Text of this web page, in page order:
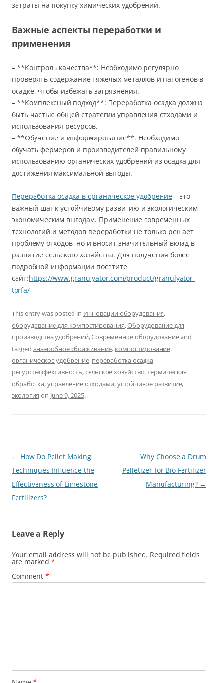
затраты на покупку химических удобрений.
Важные аспекты переработки и
применения
– **Контроль качества**: Необходимо регулярно
проверять содержание тяжелых металлов и патогенов в
осадке, чтобы избежать загрязнения.
– **Комплексный подход**: Переработка осадка должна
быть частью общей стратегии управления отходами и
использования ресурсов.
– **Обучение и информирование**: Необходимо
обучать фермеров и производителей правильному
использованию органических удобрений из осадка для
достижения максимальной выгоды.
Переработка осадка в органическое удобрение – это
важный шаг к устойчивому развитию и экологическим
экономическим выгодам. Применение современных
технологий и методов переработки не только решает
проблему отходов, но и вносит значительный вклад в
развитие сельского хозяйства. Для получения более
подробной информации посетите
сайт:https://www.granulyator.com/product/granulyator-
torfa/
This entry was posted in Инновации оборудования,
оборудование для компостирования,Оборудование для
производства удобрений,Современное оборудованиеand
tagged анаэробное сбраживание, компостирование,
органическое удобрение, переработка осадка,
ресурсоэффективность,сельское хозяйство,термическая
обработка,управление отходами,устойчивое развитие,
экология on June 9, 2025.
Post
navigation
← How Do Pellet Making
Techniques Influence the
Effectiveness of Limestone
Fertilizers?
Why Choose a Drum
Pelletizer for Bio Fertilizer
Manufacturing? →
Leave a Reply
Your email address will not be published. Required fields
are marked *
Comment *